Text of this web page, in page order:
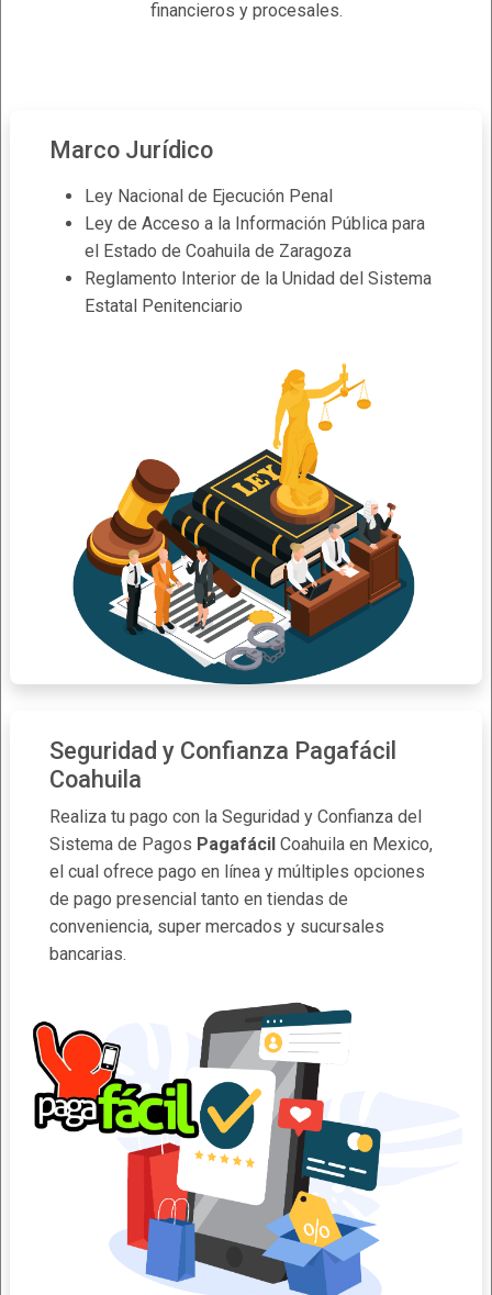
financieros y procesales.
Marco Jurídico
Ley Nacional de Ejecución Penal
Ley de Acceso a la Información Pública para
el Estado de Coahuila de Zaragoza
Reglamento Interior de la Unidad del Sistema
Estatal Penitenciario
Seguridad y Confianza Pagafácil
Coahuila
Realiza tu pago con la Seguridad y Confianza del
Sistema de Pagos Pagafácil Coahuila en Mexico,
el cual ofrece pago en línea y múltiples opciones
de pago presencial tanto en tiendas de
conveniencia, super mercados y sucursales
bancarias.